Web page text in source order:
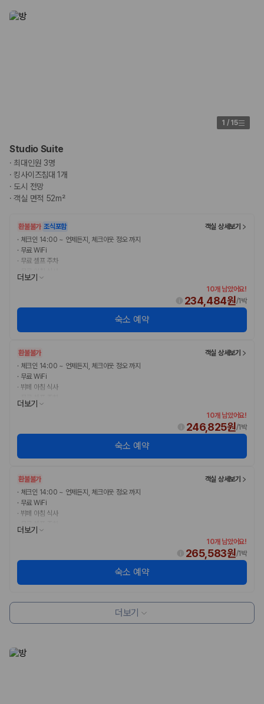
1 / 15
Studio Suite
· 최대인원 3명
·킹사이즈침대 1개
· 도시 전망
·객실 면적 52m²
환불불가 조식포함
객실 상세보기
· 체크인 14:00 ~ 언제든지, 체크아웃 정오 까지
· 무료 WiFi
· 무료 셀프 주차
무료 아침 식사
더보기
10개 남았어요!
234,484원/1박
숙소 예약
환불불가
객실 상세보기
· 체크인 14:00 ~ 언제든지, 체크아웃 정오 까지
· 무료 WiFi
· 뷔페 아침 식사
무료 셀프 주차
더보기
10개 남았어요!
246,825원/1박
숙소 예약
환불불가
객실 상세보기
· 체크인 14:00 ~ 언제든지, 체크아웃 정오 까지
· 무료 WiFi
· 뷔페 아침 식사
무료 셀프 주차
더보기
10개 남았어요!
265,583원/1박
숙소 예약
더보기